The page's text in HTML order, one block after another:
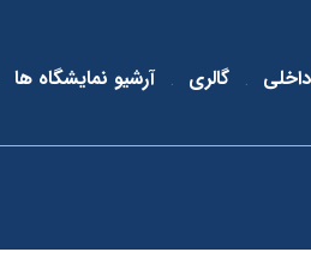
گالری آرشیو نمایشگاه ها